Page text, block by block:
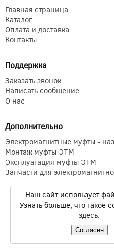
Главная страница
Каталог
Оплата и доставка
Контакты
Поддержка
Заказать звонок
Написать сообщение
О нас
Дополнительно
Электромагнитные муфты -
Монтаж муфты ЭТМ
Эксплуатация муфты ЭТМ
Запчасти для
Электромагнитные муфты
Новосибирске
Наш сайт использует
Узнать больше, что такое
здесь.
Согласен